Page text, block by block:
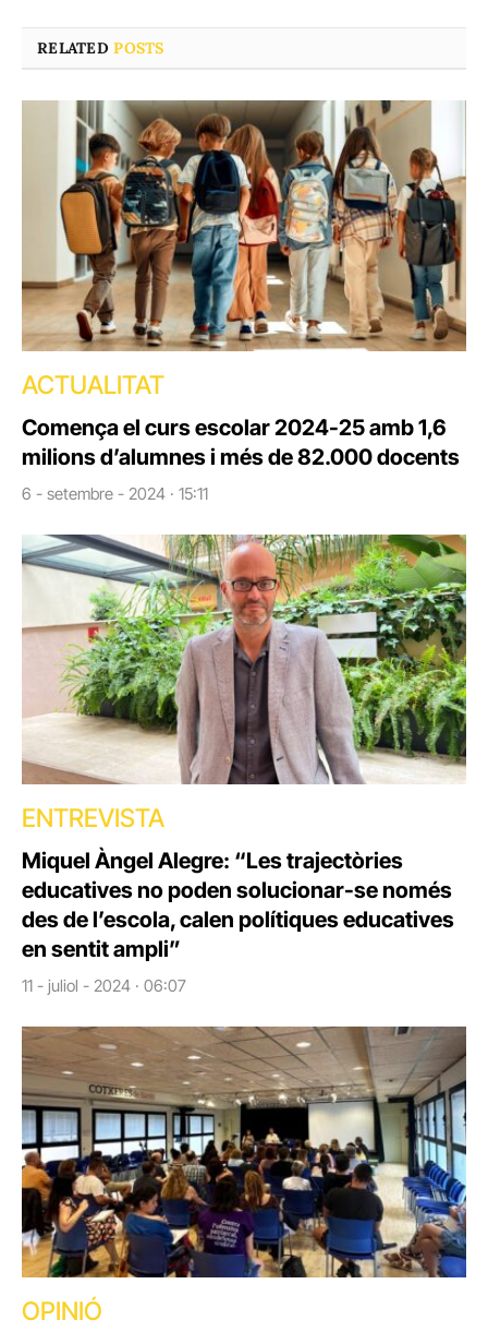
RELATEDPOSTS
ACTUALITAT
Comença el curs escolar 2024-25 amb 1,6
milions d’alumnes i més de 82.000 docents
6 - setembre - 2024 · 15:11
ENTREVISTA
Miquel Àngel Alegre: “Les trajectòries
educatives no poden solucionar-se només
des de l’escola, calen polítiques educatives
en sentit ampli”
11 - juliol - 2024 · 06:07
OPINIÓ